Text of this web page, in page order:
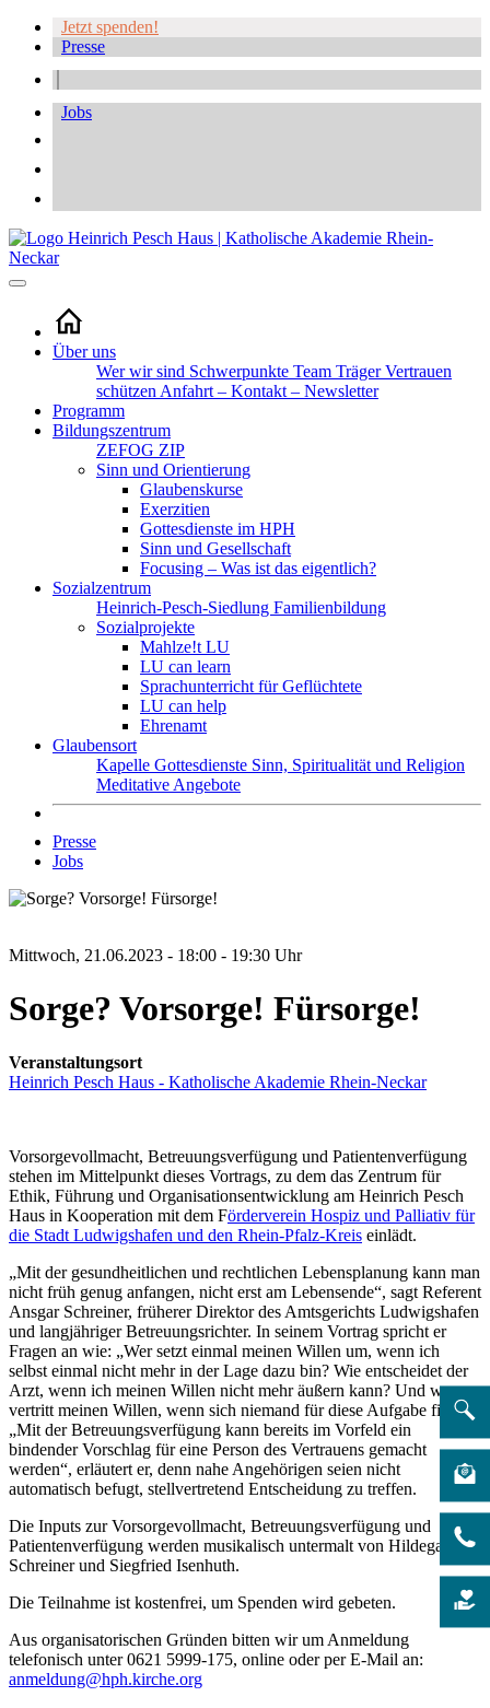
Jetzt spenden!
Presse
Jobs
Über uns
Wer wir sind Schwerpunkte Team TrägerVertrauen
schützen Anfahrt – Kontakt – Newsletter
Programm
Bildungszentrum
ZEFOG ZIP
Sinn und Orientierung
Glaubenskurse
Exerzitien
Gottesdienste im HPH
Sinn und Gesellschaft
Focusing – Was ist das eigentlich?
Sozialzentrum
Heinrich-Pesch-Siedlung Familienbildung
Sozialprojekte
Mahlze!t LU
LU can learn
Sprachunterricht für Geflüchtete
LU can help
Ehrenamt
Glaubensort
Kapelle Gottesdienste Sinn, Spiritualität und Religion
Meditative Angebote
Presse
Jobs
Mittwoch, 21.06.2023 - 18:00 - 19:30 Uhr
Sorge? Vorsorge! Fürsorge!
Veranstaltungsort
Heinrich Pesch Haus - Katholische Akademie Rhein-Neckar
Vorsorgevollmacht, Betreuungsverfügung und Patientenverfügung
stehen im Mittelpunkt dieses Vortrags, zu dem das Zentrum für
Ethik, Führung und Organisationsentwicklung am Heinrich Pesch
Haus in Kooperation mit dem Förderverein Hospiz und Palliativ für
die Stadt Ludwigshafen und den Rhein-Pfalz-Kreis einlädt.
„Mit der gesundheitlichen und rechtlichen Lebensplanung kann man
nicht früh genug anfangen, nicht erst am Lebensende“, sagt Referent
Ansgar Schreiner, früherer Direktor des Amtsgerichts Ludwigshafen
und langjähriger Betreuungsrichter. In seinem Vortrag spricht er
Fragen an wie: „Wer setzt einmal meinen Willen um, wenn ich
selbst einmal nicht mehr in der Lage dazu bin? Wie entscheidet der
Arzt, wenn ich meinen Willen nicht mehr äußern kann? Und wer
vertritt meinen Willen, wenn sich niemand für diese Aufgabe findet?
„Mit der Betreuungsverfügung kann bereits im Vorfeld ein
bindender Vorschlag für eine Person des Vertrauens gemacht
werden“, erläutert er, denn nahe Angehörigen seien nicht
automatisch befugt, stellvertretend Entscheidung zu treffen.
Die Inputs zur Vorsorgevollmacht, Betreuungsverfügung und
Patientenverfügung werden musikalisch untermalt von Hildegard
Schreiner und Siegfried Isenhuth.
Die Teilnahme ist kostenfrei, um Spenden wird gebeten.
Aus organisatorischen Gründen bitten wir um Anmeldung
telefonisch unter 0621 5999-175, online oder per E-Mail an:
anmeldung@hph.kirche.org